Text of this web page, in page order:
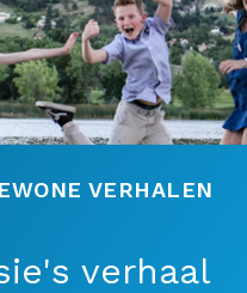
VERHALEN
verhaal